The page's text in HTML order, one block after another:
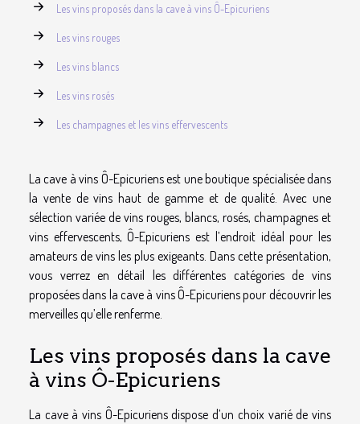
Les vins proposés dans la cave à vins Ô-Epicuriens
Les vins rouges
Les vins blancs
Les vins rosés
Les champagnes et les vins effervescents
La cave à vins Ô-Epicuriens est une boutique spécialisée dans
la vente de vins haut de gamme et de qualité. Avec une
sélection variée de vins rouges, blancs, rosés, champagnes et
vins effervescents, Ô-Epicuriens est l’endroit idéal pour les
amateurs de vins les plus exigeants. Dans cette présentation,
vous verrez en détail les différentes catégories de vins
proposées dans la cave à vins Ô-Epicuriens pour découvrir les
merveilles qu’elle renferme.
Les vins proposés dans la cave
à vins Ô-Epicuriens
La cave à vins Ô-Epicuriens dispose d’un choix varié de vins